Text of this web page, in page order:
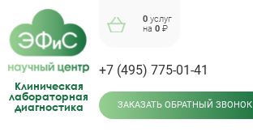
navigation
Клиническая
лабораторная
диагностика
0 услуг
на0 ₽
+7 (495) 775-01-41
ЗАКАЗАТЬ ОБРАТНЫЙ ЗВОНОК